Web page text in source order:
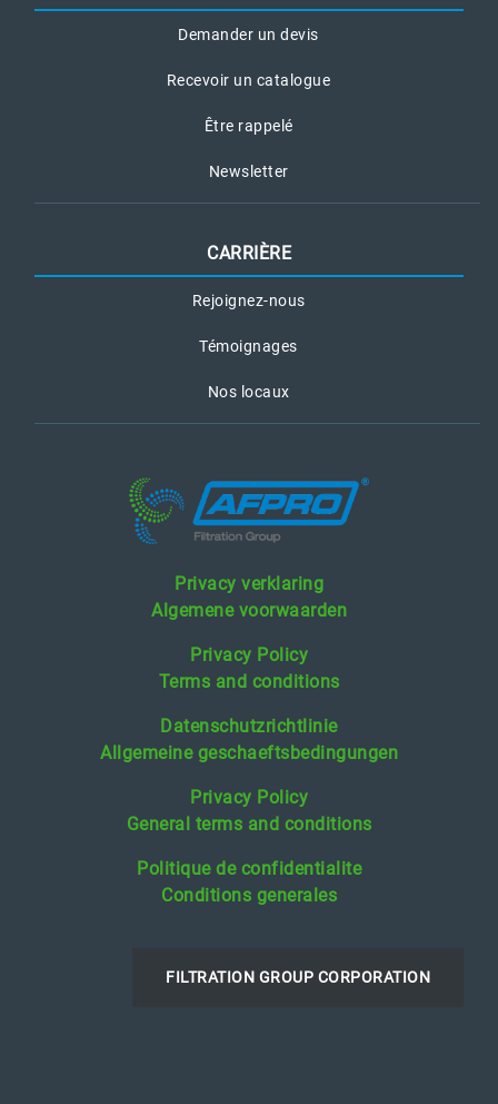
Demander un devis
Recevoir un catalogue
Être rappelé
Newsletter
CARRIÈRE
Rejoignez-nous
Témoignages
Nos locaux
Privacy verklaring
Algemene voorwaarden
Privacy Policy
Terms and conditions
Datenschutzrichtlinie
Allgemeine geschaeftsbedingungen
Privacy Policy
General terms and conditions
Politique de confidentialite
Conditions generales
FILTRATION GROUP CORPORATION